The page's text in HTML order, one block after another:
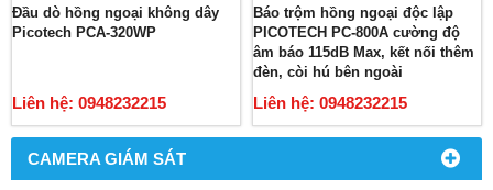
CAMERA GIÁM SÁT
Đầu dò hồng ngoại không dây
Picotech PCA-320WP
Liên hệ: 0948232215
Báo trộm hồng ngoại độc lập
PICOTECH PC-800A cường độ
âm báo 115dB Max, kết nối thêm
đèn, còi hú bên ngoài
Liên hệ: 0948232215